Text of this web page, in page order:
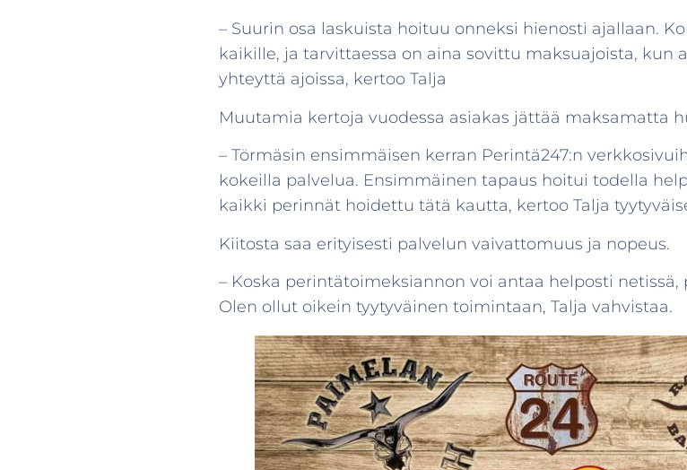
– Suurin osa laskuista hoituu onneksi hienosti ajallaan.
kaikille, ja tarvittaessa on aina sovittu maksuajoista, kun
yhteyttä ajoissa, kertoo Talja
Muutamia kertoja vuodessa asiakas jättää maksamatta
– Törmäsin ensimmäisen kerran Perintä247:n
kokeilla palvelua. Ensimmäinen tapaus hoitui todella
kaikki perinnät hoidettu tätä kautta, kertoo Talja
Kiitosta saa erityisesti palvelun vaivattomuus ja nopeus.
– Koska perintätoimeksiannon voi antaa helposti
Olen ollut oikein tyytyväinen toimintaan, Talja vahvistaa.